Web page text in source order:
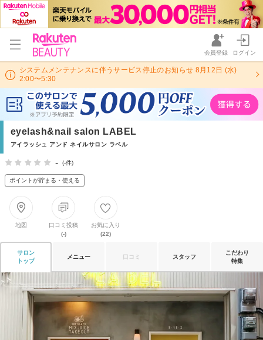
会員登録 ログイン
システムメンテナンスに伴うサービス停止のお知らせ 8月12日 (水)
2:00〜5:30
eyelash&nail salon LABEL
アイラッシュ アンド ネイルサロン ラベル
- (-件)
ポイントが貯まる・使える
地図
口コミ投稿
(-)
お気に入り
(22)
サロン
トップ
メニュー 口コミ スタッフ
こだわり
特集